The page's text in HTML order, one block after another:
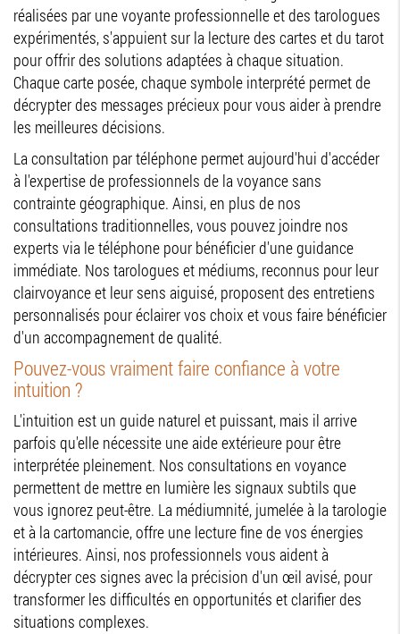
réalisées par une voyante professionnelle et des tarologues
expérimentés, s'appuient sur la lecture des cartes et du tarot
pour offrir des solutions adaptées à chaque situation.
Chaque carte posée, chaque symbole interprété permet de
décrypter des messages précieux pour vous aider à prendre
les meilleures décisions.
La consultation par téléphone permet aujourd'hui d'accéder
à l'expertise de professionnels de la voyance sans
contrainte géographique. Ainsi, en plus de nos
consultations traditionnelles, vous pouvez joindre nos
experts via le téléphone pour bénéficier d'une guidance
immédiate. Nos tarologues et médiums, reconnus pour leur
clairvoyance et leur sens aiguisé, proposent des entretiens
personnalisés pour éclairer vos choix et vous faire bénéficier
d'un accompagnement de qualité.
Pouvez-vous vraiment faire confiance à votre
intuition ?
L'intuition est un guide naturel et puissant, mais il arrive
parfois qu'elle nécessite une aide extérieure pour être
interprétée pleinement. Nos consultations en voyance
permettent de mettre en lumière les signaux subtils que
vous ignorez peut-être. La médiumnité, jumelée à la tarologie
et à la cartomancie, offre une lecture fine de vos énergies
intérieures. Ainsi, nos professionnels vous aident à
décrypter ces signes avec la précision d'un œil avisé, pour
transformer les difficultés en opportunités et clarifier des
situations complexes.